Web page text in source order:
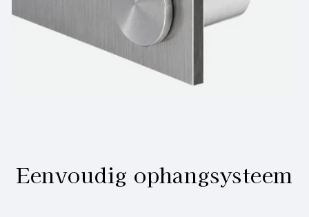
Eenvoudig ophangsysteem